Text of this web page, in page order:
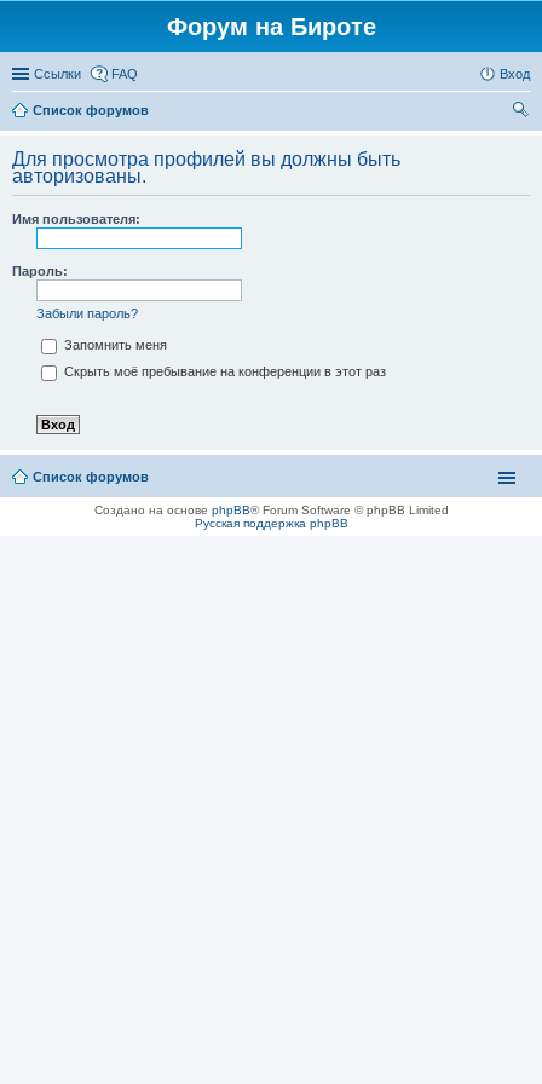
Форум на Бироте
Ссылки FAQ Вход
Список форумов
Для просмотра профилей вы должны быть
авторизованы.
Имя пользователя:
Пароль:
Забыли пароль?
Запомнить меня
Скрыть моё пребывание на конференции в этот раз
Список форумов
Создано на основе phpBB® Forum Software © phpBB Limited
Русская поддержка phpBB